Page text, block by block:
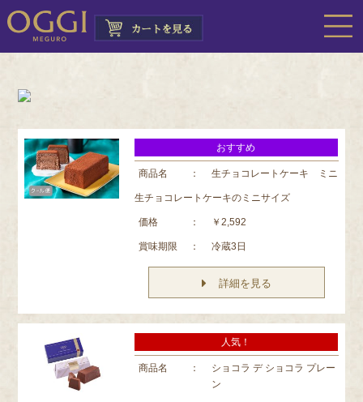
おすすめ
商品名 ： 生チョコレートケーキ ミニ
生チョコレートケーキのミニサイズ
価格 ： ￥2,592
賞味期限 ： 冷蔵3日
詳細を見る
人気！
商品名 ：
ショコラ デ ショコラ プレー
ン